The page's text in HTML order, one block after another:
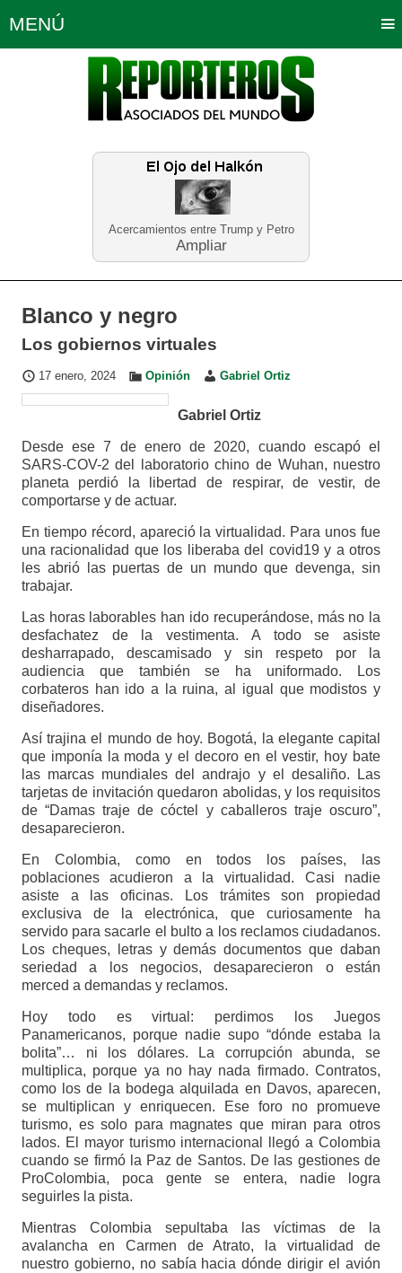
Acercamientos entre Trump y Petro
Ampliar
MENÚ
Política Opinión Bogotá
Planeta Tierra Deportes
Educación Neira
Blanco y negro
Los gobiernos virtuales
17 enero, 2024 Opinión Gabriel Ortiz
Gabriel Ortiz
Desde ese 7 de enero de 2020, cuando escapó el
SARS-COV-2 del laboratorio chino de Wuhan, nuestro
planeta perdió la libertad de respirar, de vestir, de
comportarse y de actuar.
En tiempo récord, apareció la virtualidad. Para unos fue
una racionalidad que los liberaba del covid19 y a otros
les abrió las puertas de un mundo que devenga, sin
trabajar.
Las horas laborables han ido recuperándose, más no la
desfachatez de la vestimenta. A todo se asiste
desharrapado, descamisado y sin respeto por la
audiencia que también se ha uniformado. Los
corbateros han ido a la ruina, al igual que modistos y
diseñadores.
Así trajina el mundo de hoy. Bogotá, la elegante capital
que imponía la moda y el decoro en el vestir, hoy bate
las marcas mundiales del andrajo y el desaliño. Las
tarjetas de invitación quedaron abolidas, y los requisitos
de “Damas traje de cóctel y caballeros traje oscuro”,
desaparecieron.
En Colombia, como en todos los países, las
poblaciones acudieron a la virtualidad. Casi nadie
asiste a las oficinas. Los trámites son propiedad
exclusiva de la electrónica, que curiosamente ha
servido para sacarle el bulto a los reclamos ciudadanos.
Los cheques, letras y demás documentos que daban
seriedad a los negocios, desaparecieron o están
merced a demandas y reclamos.
Hoy todo es virtual: perdimos los Juegos
Panamericanos, porque nadie supo “dónde estaba la
bolita”… ni los dólares. La corrupción abunda, se
multiplica, porque ya no hay nada firmado. Contratos,
como los de la bodega alquilada en Davos, aparecen,
se multiplican y enriquecen. Ese foro no promueve
turismo, es solo para magnates que miran para otros
lados. El mayor turismo internacional llegó a Colombia
cuando se firmó la Paz de Santos. De las gestiones de
ProColombia, poca gente se entera, nadie logra
seguirles la pista.
Mientras Colombia sepultaba las víctimas de la
avalancha en Carmen de Atrato, la virtualidad de
nuestro gobierno, no sabía hacia dónde dirigir el avión